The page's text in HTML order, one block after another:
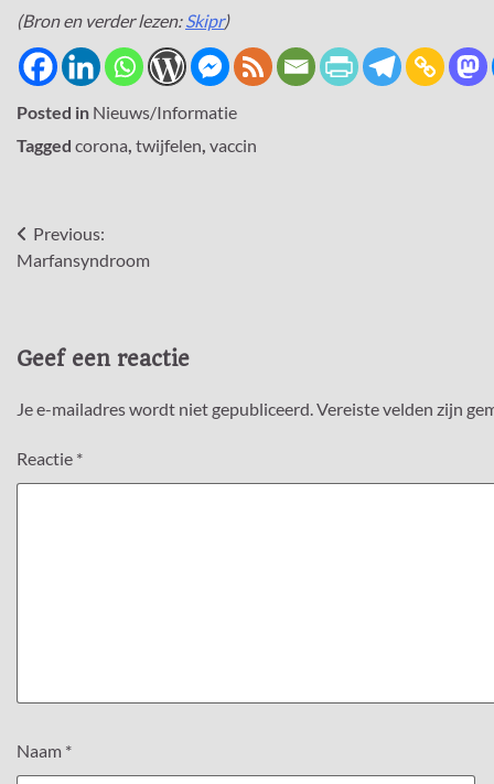
(Bron en verder lezen:Skipr)
Posted in Nieuws/Informatie
Tagged corona, twijfelen, vaccin
Bericht
navigatie
Previous:
Marfansyndroom
Geef een reactie
Je e-mailadres wordt niet gepubliceerd.Vereiste velden zijn
Reactie *
Naam *